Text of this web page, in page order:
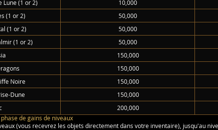
de gains de niveaux
(vous recevrez les objets directement dans votre inventaire), jusqu'au
Lune (1 or 2)
(1 or 2)
(1 or 2)
(1 or 2)
Noire
Dune
10,000
50,000
50,000
50,000
150,000
150,000
150,000
150,000
200,000